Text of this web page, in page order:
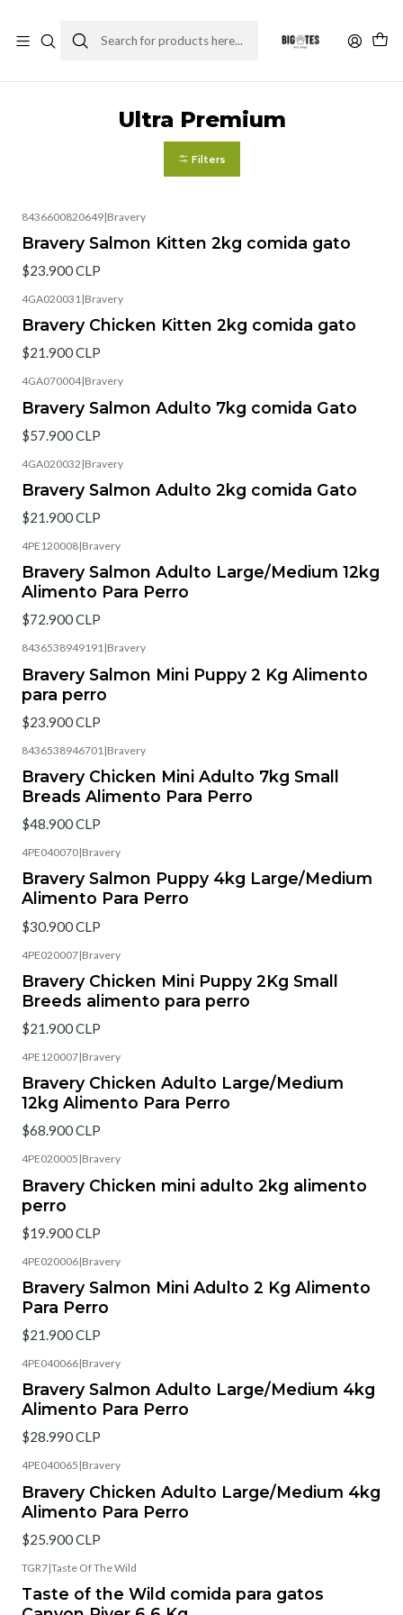
Ultra Premium
Filters
8436600820649|Bravery
Bravery Salmon Kitten 2kg comida gato
$23.900 CLP
4GA020031 |Bravery
Bravery Chicken Kitten 2kg comida gato
$21.900 CLP
4GA070004|Bravery
Bravery Salmon Adulto 7kg comida Gato
$57.900 CLP
4GA020032 |Bravery
Bravery Salmon Adulto 2kg comida Gato
$21.900 CLP
4PE120008|Bravery
Bravery Salmon Adulto Large/Medium 12kg
Alimento Para Perro
$72.900 CLP
8436538949191|Bravery
Bravery Salmon Mini Puppy 2 Kg Alimento
para perro
$23.900 CLP
8436538946701 |Bravery
Bravery Chicken Mini Adulto 7kg Small
Breads Alimento Para Perro
$48.900 CLP
4PE040070|Bravery
Bravery Salmon Puppy 4kg Large/Medium
Alimento Para Perro
$30.900 CLP
4PE020007|Bravery
Bravery Chicken Mini Puppy 2Kg Small
Breeds alimento para perro
$21.900 CLP
4PE120007|Bravery
Bravery Chicken Adulto Large/Medium
12kg Alimento Para Perro
$68.900 CLP
4PE020005 |Bravery
Bravery Chicken mini adulto 2kg alimento
perro
$19.900 CLP
4PE020006|Bravery
Bravery Salmon Mini Adulto 2 Kg Alimento
Para Perro
$21.900 CLP
4PE040066|Bravery
Bravery Salmon Adulto Large/Medium 4kg
Alimento Para Perro
$28.990 CLP
4PE040065 |Bravery
Bravery Chicken Adulto Large/Medium 4kg
Alimento Para Perro
$25.900 CLP
TGR7|Taste Of The Wild
Taste of the Wild comida para gatos